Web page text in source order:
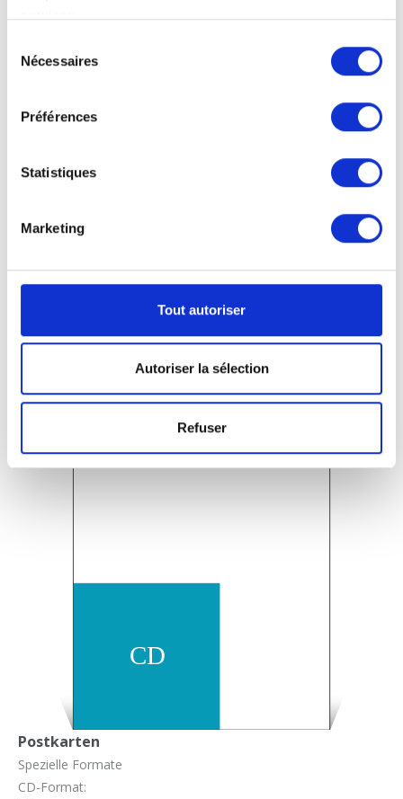
Nécessaires
Préférences
Statistiques
Marketing
Tout autoriser
Autoriser la sélection
Refuser
Standard
Postkarten
Spezielle Formate
CD-Format: